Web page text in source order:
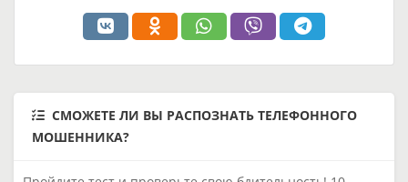
СМОЖЕТЕ ЛИ ВЫ РАСПОЗНАТЬ ТЕЛЕФОННОГО
МОШЕННИКА?